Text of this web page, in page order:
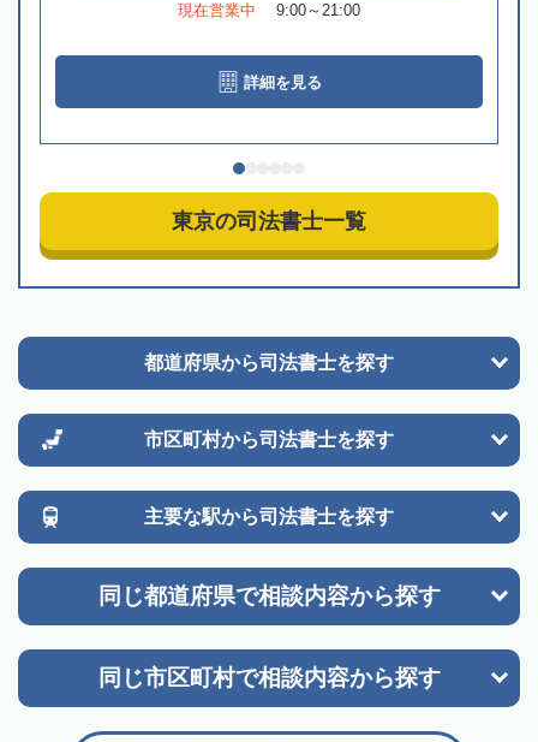
現在営業中 9:00～21:00
詳細を見る
東京の司法書士一覧
都道府県から司法書士を探す
市区町村から司法書士を探す
主要な駅から司法書士を探す
同じ都道府県で相談内容から探す
同じ市区町村で相談内容から探す